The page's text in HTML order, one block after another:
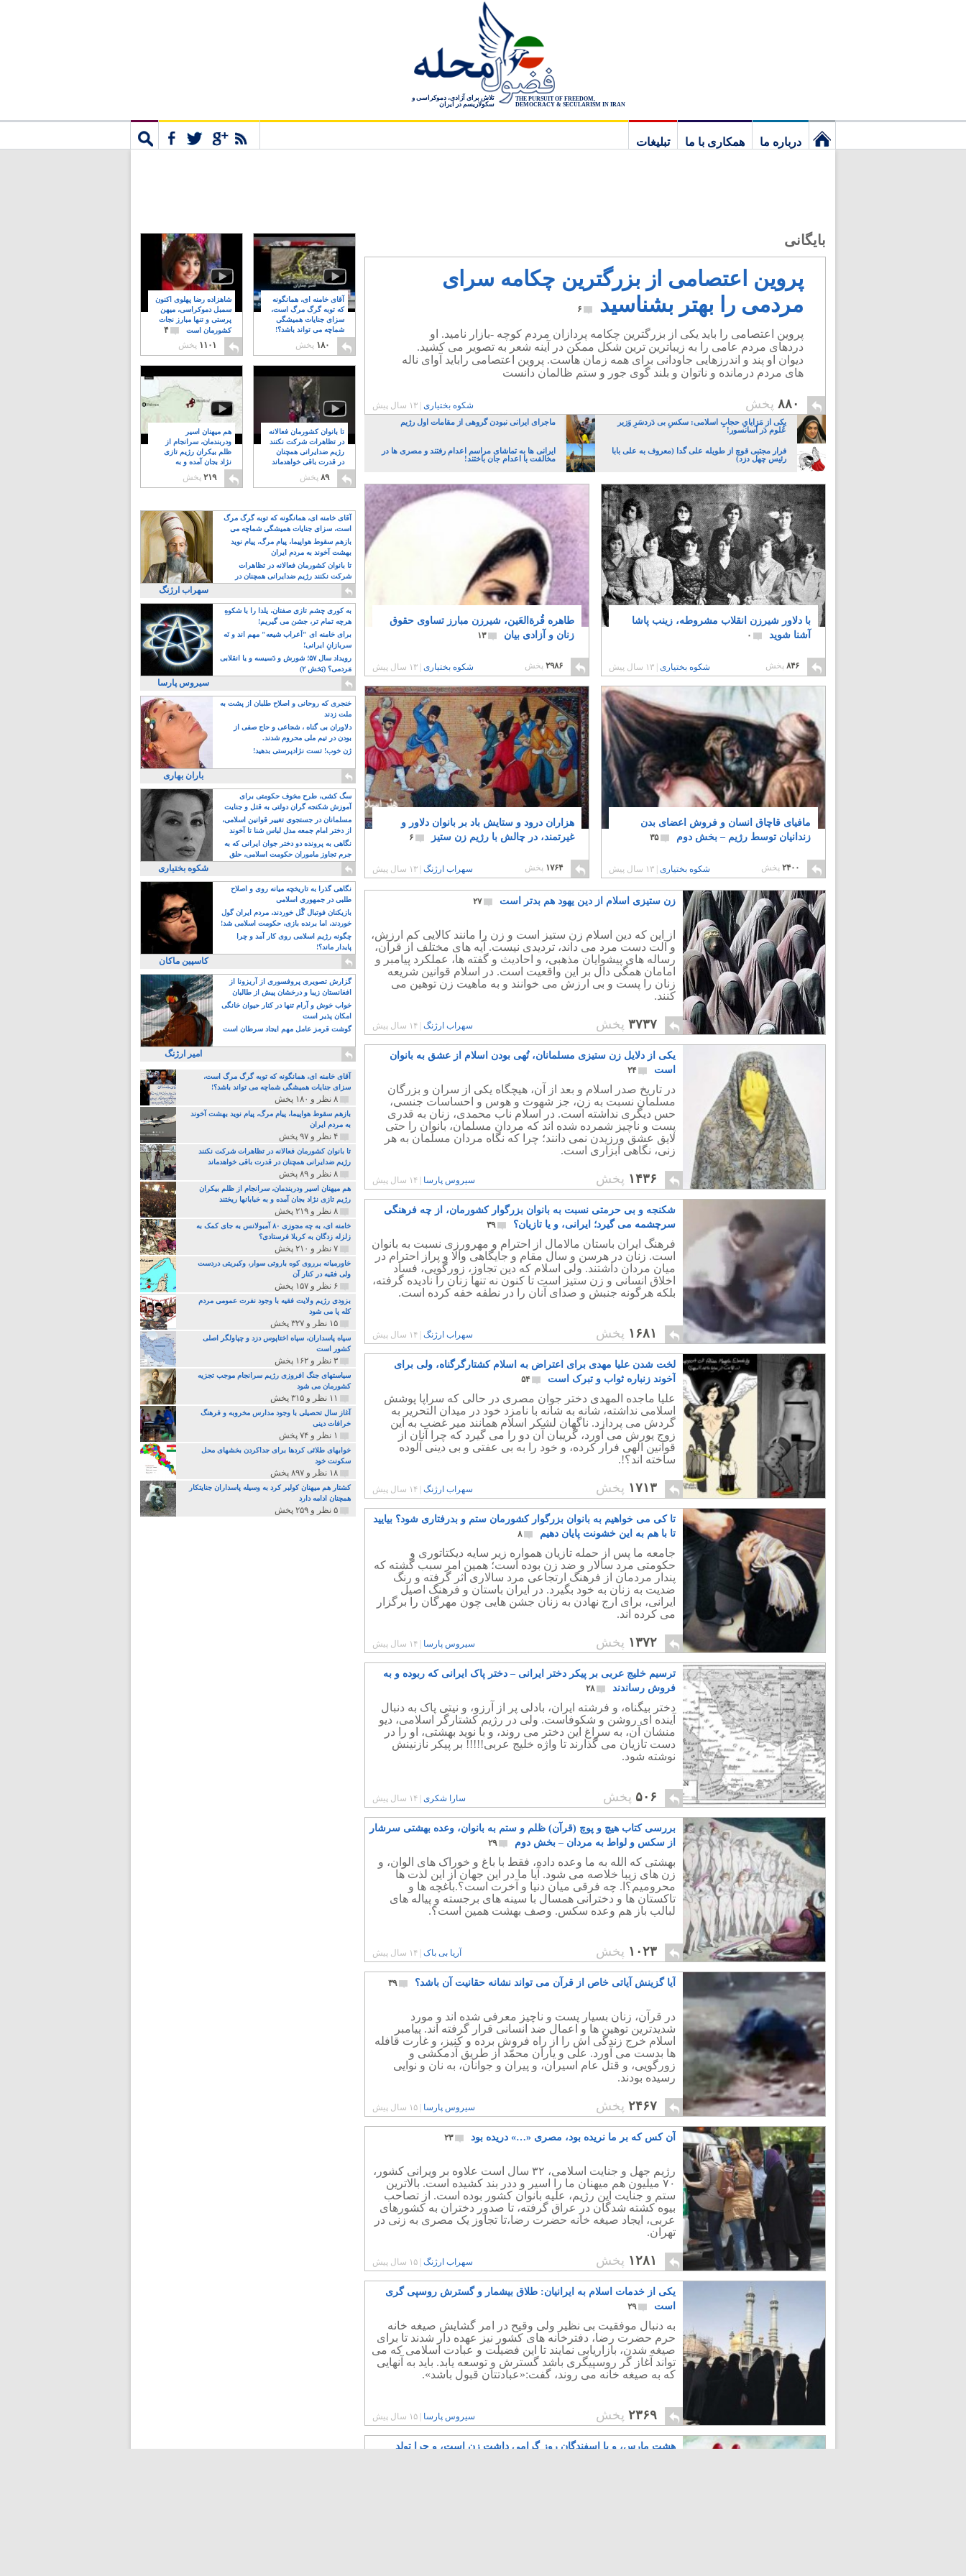
THE PURSUIT OF FREEDOM,
DEMOCRACY & SECULARISM IN IRAN
تلاش برای آزادی، دموکراسی و
سکولاریسم در ایران
درباره ما همکاری با ما
تبلیغات
بایگانی
پروین اعتصامی از بزرگترین چکامه سرای
مردمی را بهتر بشناسید
۶
پروین اعتصامی را باید یکی از بزرگترین چکامه پردازان مردم کوچه -بازار نامید. او
دردهای مردم عامی را به زیباترین ترین شکل ممکن در آینه شعر به تصویر می کشید.
دیوان او پند و اندرزهایی جاودانی برای همه زمان هاست. پروین اعتصامی راباید آوای ناله
های مردم درمانده و ناتوان و بلند گوی جور و ستم ظالمان دانست
۸۸۰ پخش شکوه بختیاری ۱۳ سال پیش
یکی از مَزایایِ حجابِ اسلامی: سکسِ بی دَردسَرِ وَزیر
عُلوم دَر آسانسور!
ماجرای ایرانی نبودن گروهی از مقامات اول رژیم
فرار مجتبی قوچ از طویله علی گدا (معروف به علی بابا
رئیس چهل دزد)
ایرانی ها به تماشای مراسم اعدام رفتند و مصری ها در
مخالفت با اعدام جان باختند!
با دلاور شیرزن انقلاب مشروطه، زینب پاشا
آشنا شوید
۰
۸۴۶ پخش شکوه بختیاری |۱۳ سال پیش
طاهره قُرةالعَین، شیرزن مبارز تساوی حقوق
زنان و آزادی بیان
۱۳
۲۹۸۶پخش شکوه بختیاری ۱۳ سال پیش
مافیای قاچاق انسان و فروش اعضای بدن
زندانیان توسط رژیم – بخش دوم
۳۵
۲۴۰۰ پخش شکوه بختیاری |۱۳ سال پیش
هزاران درود و ستایش باد بر بانوان دلاور و
غیرتمند، در چالش با رژیم زن ستیز
۶
۱۷۶۴ پخش سهراب ارژنگ ۱۳ سال پیش
زن ستیزی اسلام از دین یهود هم بدتر است ۲۷
از این که دین اسلام زن ستیز است و زن را مانند کالایی کم ارزش،
و آلت دست مرد می داند، تردیدی نیست. آیه های مختلف از قرآن،
رساله های پیشوایان مذهبی، و احادیث و گفته ها، عملکرد پیامبر و
امامان همگی دال بر این واقعیت است. در اسلام قوانین شریعه
زنان را پست و بی ارزش می خوانند و به ماهیت زن توهین می
کنند.
۳۷۳۷ پخش سهراب ارژنگ ۱۴ سال پیش
یکی از دلایل زن ستیزی مسلمانان، تُهی بودن اسلام از عشق به بانوان
است
۲۴
در تاریخ صدر اسلام و بعد از آن، هیچگاه یکی از سران و بزرگان
مسلمان نسبت به زن، جز شهوت و هوس و احساسات جنسی،
حس دیگری نداشته است. در اسلام ناب محمدی، زنان به قدری
پست و ناچیز شمرده شده اند که مردان مسلمان، بانوان را حتی
لایق عشق ورزیدن نمی دانند؛ چرا که نگاه مردان مسلمان به هر
زنی، نگاهی ابزاری است.
۱۴۳۶ پخش سیروس پارسا ۱۴ سال پیش
شکنجه و بی حرمتی نسبت به بانوان بزرگوار کشورمان، از چه فرهنگی
سرچشمه می گیرد؛ ایرانی، و یا تازیان؟
۳۹
فرهنگ ایران باستان مالامال از احترام و مهرورزی نسبت به بانوان
است. زنان در هرسن و سال مقام و جایگاهی والا و پراز احترام در
میان مردان داشتند. ولی اسلام که دین تجاوز، زورگویی، فساد
اخلاق انسانی و زن ستیز است تا کنون نه تنها زنان را نادیده گرفته،
بلکه هرگونه جنبش و صدای آنان را در نطفه خفه کرده است.
۱۶۸۱ پخش سهراب ارژنگ ۱۴ سال پیش
لخت شدن علیا مهدی برای اعتراض به اسلام کشتارگرگناه، ولی برای
آخوند زنباره ثواب و تبرک است
۵۴
علیا ماجده المهدی دختر جوان مصری در حالی که سراپا پوشش
اسلامی نداشته، شانه به شانه با نامزد خود در میدان التحریر به
گردش می پردازد. ناگهان لشکر اسلام همانند میر غضب به این
زوج یورش می آورد، گریبان آن دو را می گیرد که چرا آنان از
قوانین الهی فرار کرده، و خود را به بی عفتی و بی دینی آلوده
ساخته اند؟!.
۱۷۱۳ پخش سهراب ارژنگ ۱۴ سال پیش
تا کی می خواهیم به بانوان بزرگوار کشورمان ستم و بدرفتاری شود؟ بیایید
تا با هم به این خشونت پایان دهیم
۸
جامعه ما پس از حمله تازیان همواره زیر سایه دیکتاتوری و
حکومتی مرد سالار و ضد زن بوده است؛ همین امر سبب گشته که
پندار مردمان از فرهنگ ارتجاعی مرد سالاری اثر گرفته و رنگ
ضدیت به زنان به خود بگیرد. در ایران باستان و فرهنگ اصیل
ایرانی، برای ارج نهادن به زنان جشن هایی چون مهرگان را برگزار
می کرده اند.
۱۳۷۲ پخش سیروس پارسا ۱۴ سال پیش
ترسیم خلیج عربی بر پیکر دختر ایرانی – دختر پاک ایرانی که ربوده و به
فروش رساندند
۲۸
دختر بیگناه، و فرشته ایران، بادلی پر از آرزو، و نیتی پاک به دنبال
آینده ای روشن و شکوفاست. ولی در رژیم کشتارگر اسلامی، دیو
منشان آن، به سراغ این دختر می روند، و با نوید بهشتی، او را در
دست تازیان می گذارند تا واژه خلیج عربی!!!!! بر پیکر نازنینش
نوشته شود.
۵۰۶ پخش سارا شکری ۱۴ سال پیش
بررسی کتاب هیچ و پوچ (قرآن) ظلم و ستم به بانوان، وعده بهشتی سرشار
از سکس و لواط به مردان – بخش دوم
۲۹
بهشتی که الله به ما وعده داده، فقط با باغ و خوراک های الوان، و
زن های زیبا خلاصه می شود. آیا ما در این جهان از این لذت ها
محرومیم؟ا. چه فرقی میان دنیا و آخرت است؟.باغچه ها و
تاکستان ها و دخترانی همسال با سینه های برجسته و پیاله های
لبالب باز هم وعده سکس. وصف بهشت همین است؟.
۱۰۲۳ پخش آریا بی باک ۱۴ سال پیش
آیا گزینش آیاتی خاص از قرآن می تواند نشانه حقانیت آن باشد؟ ۳۹
در قرآن، زنان بسیار پست و ناچیز معرفی شده اند و مورد
شدیدترین توهین ها و اعمال ضد انسانی قرار گرفته اند. پیامبر
اسلام خرج زندگی اش را از راه فروش برده و کنیز، و غارت قافله
ها بدست می آورد. علی و یاران محمّد از طریق آدمکشی و
زورگویی، و قتل عام اسیران، و پیران و جوانان، به نان و نوایی
رسیده بودند.
۲۴۶۷ پخش سیروس پارسا ۱۵ سال پیش
آن کس که بر ما نریده بود، مصری «…» دریده بود ۲۳
رژیم جهل و جنایت اسلامی، ۳۲ سال است علاوه بر ویرانی کشور،
۷۰ میلیون هم میهنان ما را اسیر و ددر بند کشیده است. بالاترین
ستم و جنایت این رژیم، علیه بانوان کشور بوده است. از تصاحب
بیوه کشته شدگان در عراق گرفته، تا صدور دختران به کشورهای
عربی، ایجاد صیغه خانه حضرت رضا،تا تجاوز یک مصری به زنی در
تهران.
۱۲۸۱ پخش سهراب ارژنگ ۱۵ سال پیش
یکی از خدمات اسلام به ایرانیان: طلاق بیشمار و گسترش روسپی گری
است
۲۹
به دنبال موفقیت بی نظیر ولی وقیح در امر گشایش صیغه خانه
حرم حضرت رضا، دفترخانه های کشور نیز عهده دار شدند تا برای
صیغه شدن، بازاریابی نمایند تا این فضیلت و عبادت اسلامی که می
تواند آغاز گر روسپیگری باشد گسترش و توسعه یابد. باید به آنهایی
که به صیغه خانه می روند، گفت:«عبادتتان قبول باشد».
۲۳۶۹ پخش سیروس پارسا ۱۵ سال پیش
هشت مارس، و یا اسفندگان روز گرامی داشت زن است، و چرا تولد
شاهزاده رضا پهلوی اکنون
سمبل دموکراسی، میهن
پرستی و تنها مبارز نجات
کشورمان است
۴
۱۱۰۱ پخش
آقای خامنه ای، همانگونه
که توبه گرگ مرگ است،
سزای جنایات همیشگی
شماچه می تواند باشد؟!
۸
۱۸۰ پخش
هم میهنان اسیر
ودربندمان، سرانجام از
ظلم بیکران رژیم تازی
نژاد بجان آمده و به
۲۱۹ پخش
تا بانوان کشورمان فعالانه
در تظاهرات شرکت نکنند
رژیم ضدایرانی همچنان
در قدرت باقی خواهدماند
۸
۸۹ پخش
آقای خامنه ای، همانگونه که توبه گرگ مرگ
است، سزای جنایات همیشگی شماچه می
تواند باشد؟!
بازهم سقوط هواپیما، پیام مرگ، پیام نوید
بهشت آخوند به مردم ایران
تا بانوان کشورمان فعالانه در تظاهرات
شرکت نکنند رژیم ضدایرانی همچنان در
قدرت باقی خواهدماند
سهراب ارژنگ
به کوری چشم تازی صفتان، یلدا را با شکوهِ
هرچه تمام تر، جشن می گیریم!
برای خامنه ای "اَعراب شیعه" مهم اند و نَه
سربازانِ ایرانی!
رویداد سال ۵۷؛ شورش و دَسیسه و یا انقلابی
مَردمی؟ (بَخش ۲)
سیروس پارسا
خنجری که روحانی و اصلاح طلبان از پشت به
ملت زدند
دلاوران بی گناه ، شجاعی و حاج صفی از
بودن در تیم ملی محروم شدند.
ژن خوب! تست نژادپرستی بدهید!
باران بهاری
سگ کشی، طرح مخوف حکومتی برای
آموزش شکنجه گران دولتی به قتل و جنایت
بیشتر
مسلمانان در جستجوی تغییر قوانین اسلامی،
از دختر امام جمعه مدل لباس شنا تا آخوند
مسلمان همجنسگرا!
نگاهی به پرونده دو دختر جوان ایرانی که به
جرم تجاوز ماموران حکومت اسلامی، حلق
آویز شدند!
شکوه بختیاری
نگاهی گذرا به تاریخچه میانه روی و اصلاح
طلبی در جمهوری اسلامی
بازیکنان فوتبال گًل خوردند، مردم ایران گول
خوردند، اما برنده بازی، حکومت اسلامی شد!
چگونه رژیم اسلامی روی کار آمد و چرا
پایدار ماند؟!
کاسپین ماکان
گزارش تصویری پروفسوری از آریزونا از
افغانستان زیبا و درخشان پیش از طالبان
خواب خوش و آرام تنها در کنار حیوان خانگی
امکان پذیر است
گوشت قرمز عامل مهم ایجاد سرطان است
امیر ارژنگ
آقای خامنه ای، همانگونه که توبه گرگ مرگ است،
سزای جنایات همیشگی شماچه می تواند باشد؟!
۸ نظر و ۱۸۰ پخش
بازهم سقوط هواپیما، پیام مرگ، پیام نوید بهشت آخوند
به مردم ایران
۴ نظر و ۹۷ پخش
تا بانوان کشورمان فعالانه در تظاهرات شرکت نکنند
رژیم ضدایرانی همچنان در قدرت باقی خواهدماند
۸ نظر و ۸۹ پخش
هم میهنان اسیر ودربندمان، سرانجام از ظلم بیکران
رژیم تازی نژاد بجان آمده و به خبابانها ریختند
۸ نظر و ۲۱۹ پخش
خامنه ای، به چه مجوزی ۸۰ آمبولانس به جای کمک به
زلزله زدگان به کربلا فرستادی؟
۷ نظر و ۲۱۰ پخش
خاورمیانه برروی کوه باروتی سوار، وکبریتی دردست
ولی فقیه در کنار آن
۶ نظر و ۱۵۷ پخش
بزودی رژیم ولایت فقیه با وجود نفرت عمومی مردم
کله پا می شود
۱۵ نظر و ۳۲۷ پخش
سپاه پاسداران، سپاه اختاپوس دزد و چپاولگر اصلی
کشور است
۳ نظر و ۱۶۲ پخش
سیاستهای جنگ افروزی رژیم سرانجام موجب تجزیه
کشورمان می شود
۱۱ نظر و ۳۱۵ پخش
آغاز سال تحصیلی با وجود مدارس مخروبه و فرهنگ
خرافات دینی
۱ نظر و ۷۴ پخش
خوابهای طلائی کردها برای جداکردن بخشهای محل
سکونت خود
۱۸ نظر و ۸۹۷ پخش
کشتار هم میهنان کولبر کرد به وسیله پاسداران جنایتکار
همچنان ادامه دارد
۵ نظر و ۲۵۹ پخش